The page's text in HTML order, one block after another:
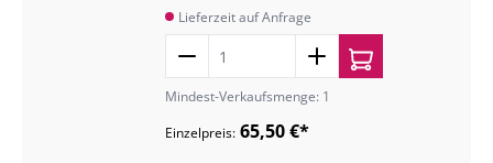
Lieferzeit auf Anfrage
Mindest-Verkaufsmenge: 1
Einzelpreis: 65,50 €*